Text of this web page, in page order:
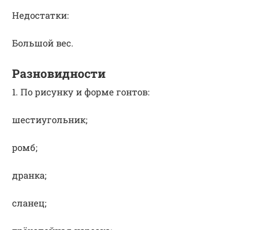
Недостатки:
Большой вес.
Разновидности
1. По рисунку и форме гонтов:
шестиугольник;
ромб;
дранка;
сланец;